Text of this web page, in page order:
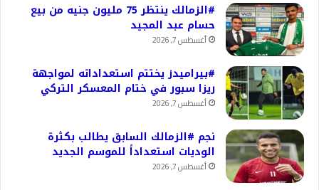
#الزمالك ينتظر 75 مليون جنيه من بيع
حسام عبد المجيد
أغسطس 7, 2026
#بيراميدز يختتم استعداداته لمواجهة
ريزا سبور في ختام المعسكر التركي
أغسطس 7, 2026
نجم #الزمالك السابق يطالب بكثرة
الوديات استعداداً للموسم الجديد
أغسطس 7, 2026